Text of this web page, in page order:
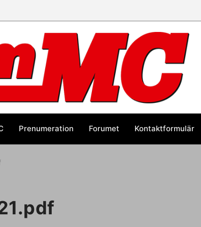
Prenumeration Forumet Kontaktformulär